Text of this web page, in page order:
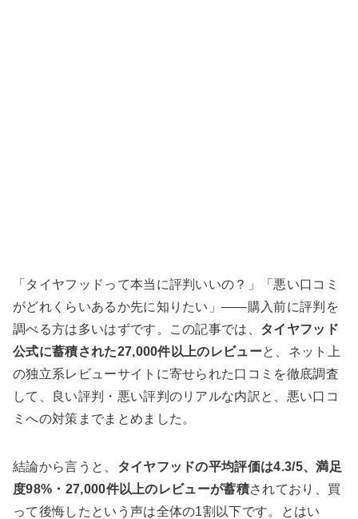
「タイヤフッドって本当に評判いいの？」「悪い口コミ
がどれくらいあるか先に知りたい」——購入前に評判を
調べる方は多いはずです。この記事では、 タイヤフッド
公式に蓄積された27,000件以上のレビューと、ネット上
の独立系レビューサイトに寄せられた口コミを徹底調査
して、良い評判・悪い評判のリアルな内訳と、悪い口コ
ミへの対策までまとめました。
結論から言うと、 タイヤフッドの平均評価は4.3/5、満足
度98%・27,000件以上のレビューが蓄積されており、買
って後悔したという声は全体の1割以下です。とはい